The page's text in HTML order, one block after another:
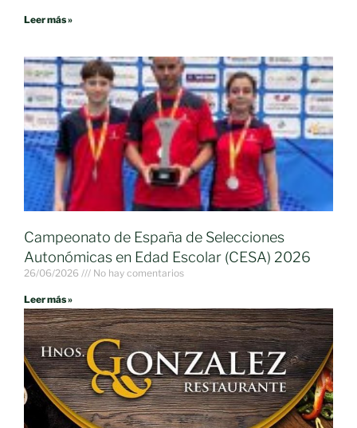
Leer más »
Campeonato de España de Selecciones
Autonómicas en Edad Escolar (CESA) 2026
26/06/2026 No hay comentarios
Leer más »